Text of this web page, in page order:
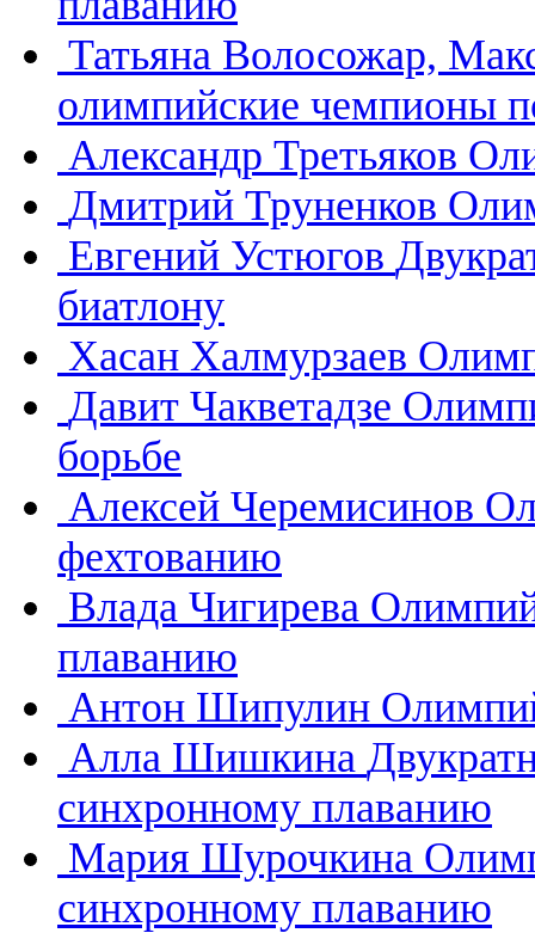
Татьяна Волосожар,
олимпийские чемпионы
Александр Третьяков
Дмитрий Труненков
Евгений Устюгов
биатлону
Хасан Халмурзаев
Давит Чакветадзе
борьбе
Алексей Черемисинов
фехтованию
Влада Чигирева
плаванию
Антон Шипулин
Алла Шишкина
синхронному плаванию
Мария Шурочкина
синхронному плаванию